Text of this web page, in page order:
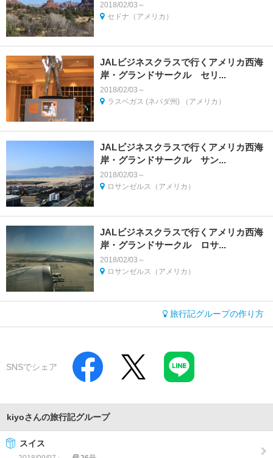
2018/02/03～
セドナ（アメリカ）
JALビジネスクラスで行くアメリカ西海
岸・グランドサークル セリ...
2018/02/03～
ラスベガス (ネバダ州) （アメリカ）
JALビジネスクラスで行くアメリカ西海
岸・グランドサークル サン...
2018/02/03～
ロサンゼルス（アメリカ）
JALビジネスクラスで行くアメリカ西海
岸・グランドサークル ロサ...
2018/02/03～
ロサンゼルス（アメリカ）
旅行記グループの作り方
SNSでシェア
kiyoさんの旅行記グループ
スイス